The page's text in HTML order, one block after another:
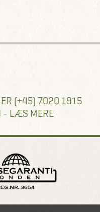
(+45) 7020 1915
- LÆS MERE